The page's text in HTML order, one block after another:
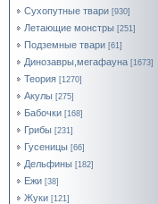
Сухопутные твари [930]
Летающие монстры [251]
Подземные твари [61]
Динозавры,мегафауна [1673]
Теория [1270]
Акулы [275]
Бабочки [168]
Грибы [231]
Гусеницы [66]
Дельфины [182]
Ежи [38]
Жуки [121]